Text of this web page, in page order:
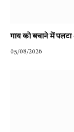
गाय को बचाने में
05/08/2026